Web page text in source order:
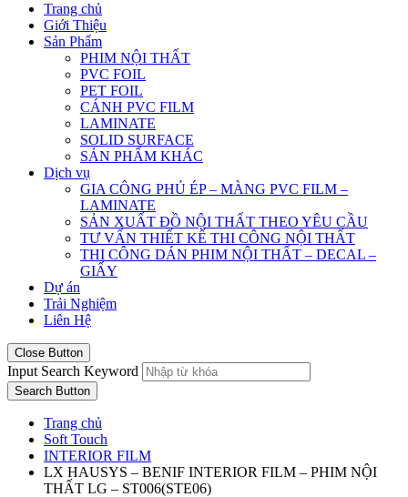
Trang chủ
Giới Thiệu
Sản Phẩm
PHIM NỘI THẤT
PVC FOIL
PET FOIL
CÁNH PVC FILM
LAMINATE
SOLID SURFACE
SẢN PHẨM KHÁC
Dịch vụ
GIA CÔNG PHỦ ÉP – MÀNG PVC FILM –
LAMINATE
SẢN XUẤT ĐỒ NỘI THẤT THEO YÊU CẦU
TƯ VẤN THIẾT KẾ THI CÔNG NỘI THẤT
THI CÔNG DÁN PHIM NỘI THẤT – DECAL –
GIẤY
Dự án
Trải Nghiệm
Liên Hệ
Close Button
Input Search Keyword
Search Button
Trang chủ
Soft Touch
INTERIOR FILM
LX HAUSYS – BENIF INTERIOR FILM – PHIM NỘI
THẤT LG – ST006(STE06)